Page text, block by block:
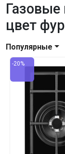
цвет
Популярные
-20%